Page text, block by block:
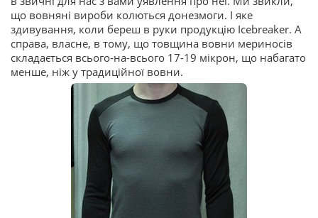
що вовняні вироби колються донезмоги. І яке
здивування, коли береш в руки продукцію Icebreaker. А
справа, власне, в тому, що товщина вовни мериносів
складається всього-на-всього 17-19 мікрон, що набагато
менше, ніж у традиційної вовни.